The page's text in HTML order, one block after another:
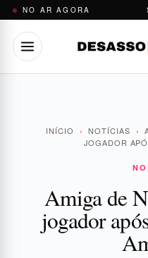
Pular
conteúdo
NO AR AGORA
INÍCIO › NOTÍCIAS ›
JOGADOR
Amiga de
jogador